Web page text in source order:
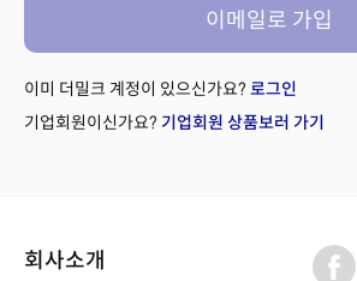
이메일로 가입
이미 더밀크 계정이 있으신가요? 로그인
기업회원이신가요? 기업회원 상품보러 가기
회사소개